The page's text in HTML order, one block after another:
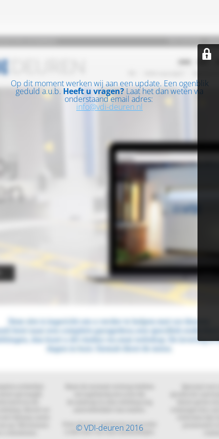
Op dit moment werken wij aan een update. Een ogenblik
geduld a.u.b. Heeft u vragen? Laat het dan weten via
onderstaand email adres:
info@vdi-deuren.nl
© VDI-deuren 2016